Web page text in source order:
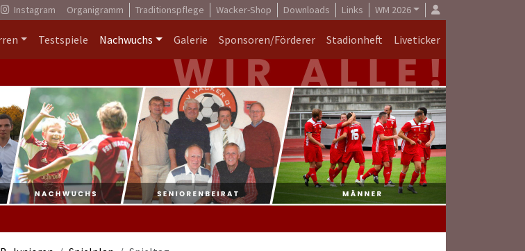
Instagram Organigramm Traditionspflege Wacker-Shop Downloads Links WM 2026
Testspiele Nachwuchs Galerie Sponsoren/Förderer Stadionheft Liveticker